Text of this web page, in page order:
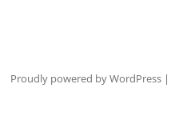
Proudly powered by WordPress |